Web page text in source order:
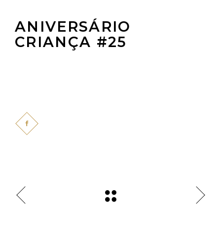
ANIVERSÁRIO
CRIANÇA #25